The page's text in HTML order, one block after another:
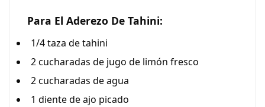
Para El Aderezo De Tahini:
1/4 taza de tahini
2 cucharadas de jugo de limón fresco
2 cucharadas de agua
1 diente de ajo picado